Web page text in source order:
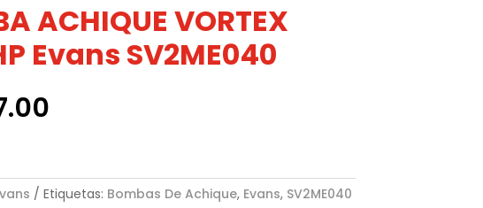
ACHIQUE VORTEX
Evans SV2ME040
Etiquetas: Bombas De Achique, Evans, SV2ME040